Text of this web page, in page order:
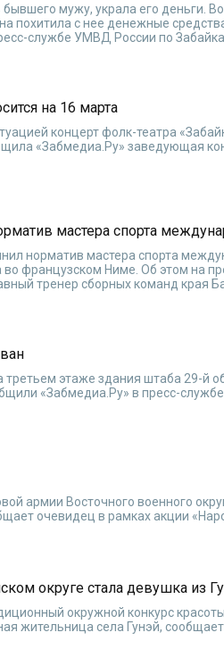
мужу, украла его деньги.
похитила с нее денежные
службе УМВД России по
на 16 марта
концерт фолк-театра
«Забмедиа.Ру» заведующая
мастера спорта
норматив мастера спорта
французском Ниме. Об этом на
тренер сборных команд края
этаже здания штаба 29-й
«Забмедиа.Ру» в пресс-
армии Восточного военного
очевидец в рамках акции
округе стала девушка из
окружной конкурс
жительница села Гунэй,